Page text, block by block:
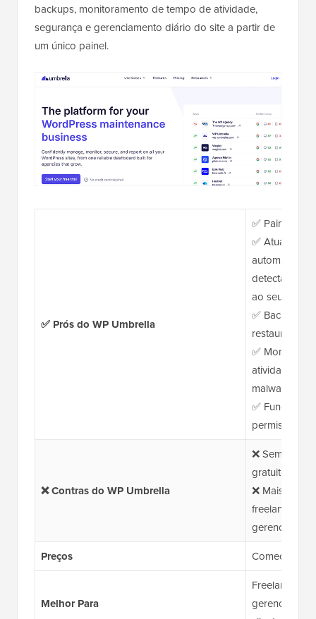
backups, monitoramento de tempo de atividade,
segurança e gerenciamento diário do site a partir de
um único painel.
✅ Prós do WP Umbrella
✅ Painel
✅
detectam
ao seu site
✅ Backups
restauração
✅
atividade,
malware
✅ Funções
permissões
❌ Contras do WP Umbrella
❌ Sem
gratuito)
❌ Mais
freelancers
gerenciam
Preços
Começa em
Melhor Para
Freelancers,
gerenciam